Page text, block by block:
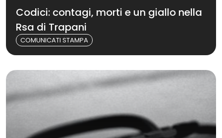
Codici: contagi, morti e un giallo nella
Rsa di Trapani
COMUNICATI STAMPA